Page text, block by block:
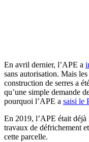
En avril dernier, l’APE a
sans autorisation. Mais
construction de serres a
qu’une simple demande
pourquoi l’APE a saisi le
En 2019, l’APE était
travaux de défrichement
cette parcelle.